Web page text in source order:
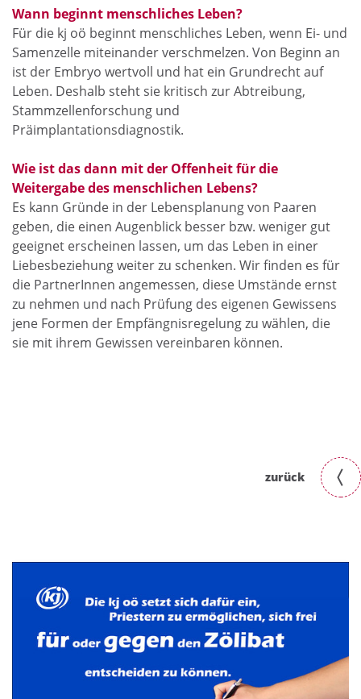
Wann beginnt menschliches Leben?
Für die kj oö beginnt menschliches Leben, wenn Ei- und
Samenzelle miteinander verschmelzen. Von Beginn an
ist der Embryo wertvoll und hat ein Grundrecht auf
Leben. Deshalb steht sie kritisch zur Abtreibung,
Stammzellenforschung und
Präimplantationsdiagnostik.
Wie ist das dann mit der Offenheit für die
Weitergabe des menschlichen Lebens?
Es kann Gründe in der Lebensplanung von Paaren
geben, die einen Augenblick besser bzw. weniger gut
geeignet erscheinen lassen, um das Leben in einer
Liebesbeziehung weiter zu schenken. Wir finden es für
die PartnerInnen angemessen, diese Umstände ernst
zu nehmen und nach Prüfung des eigenen Gewissens
jene Formen der Empfängnisregelung zu wählen, die
sie mit ihrem Gewissen vereinbaren können.
zurück